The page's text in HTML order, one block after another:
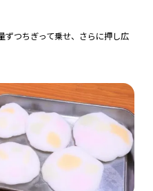
ずつちぎって乗せ、さらに押し広